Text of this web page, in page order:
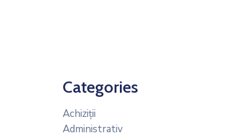
Categories
Achiziții
Administrativ